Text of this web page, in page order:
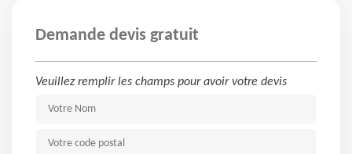
Demande devis gratuit
Veuillez remplir les champs pour avoir votre devis